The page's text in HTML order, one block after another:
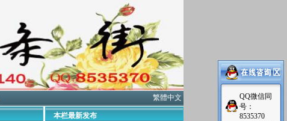
繁體中文
本栏最新发布
QQ微信同
号：
8535370